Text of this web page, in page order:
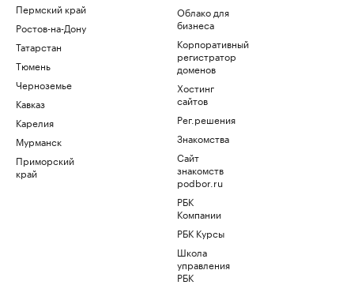
Пермский край
Ростов-на-Дону
Татарстан
Тюмень
Черноземье
Кавказ
Карелия
Мурманск
Приморский
край
Облако для
бизнеса
Корпоративный
регистратор
доменов
Хостинг
сайтов
Рег.решения
Знакомства
Сайт
знакомств
podbor.ru
РБК
Компании
РБК Курсы
Школа
управления
РБК